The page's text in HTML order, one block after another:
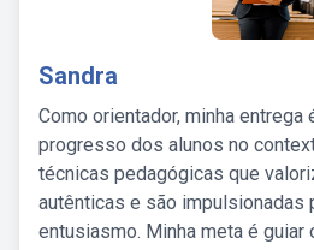
Sandra
Como orientador, minha entrega
progresso dos alunos no
técnicas pedagógicas que
autênticas e são impulsionadas
entusiasmo. Minha meta é